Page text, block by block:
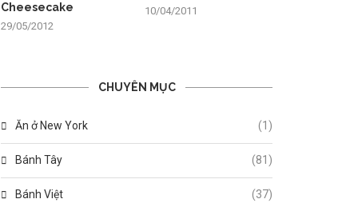
Cheesecake
29/05/2012
10/04/2011
CHUYÊN MỤC
Ăn ở New York (1)
Bánh Tây (81)
Bánh Việt (37)